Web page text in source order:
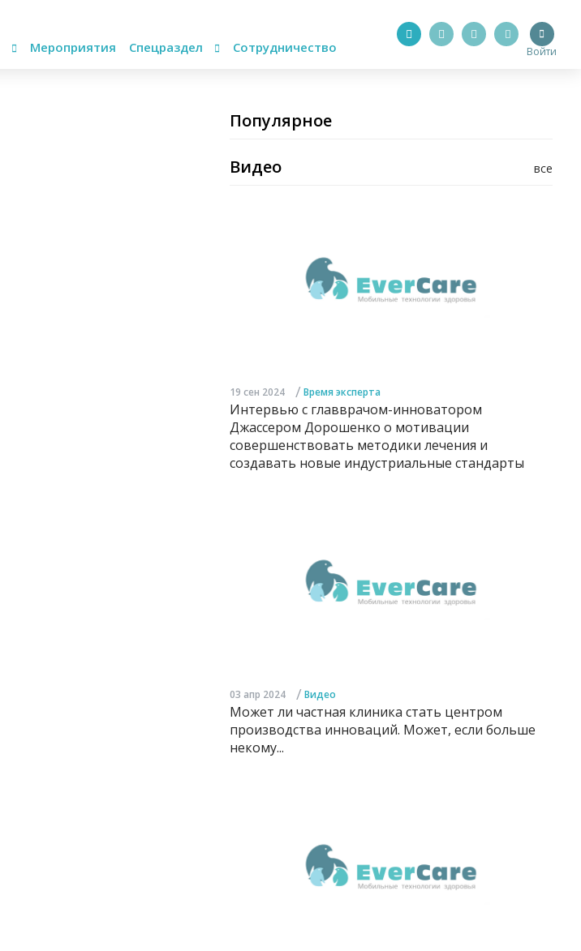
Мероприятия Спецраздел Сотрудничество Войти
Популярное
все
Видео
19 сен 2024 / Время эксперта
Интервью с главврачом-инноватором
Джассером Дорошенко о мотивации
совершенствовать методики лечения и
создавать новые индустриальные стандарты
03 апр 2024 / Видео
Может ли частная клиника стать центром
производства инноваций. Может, если больше
некому...